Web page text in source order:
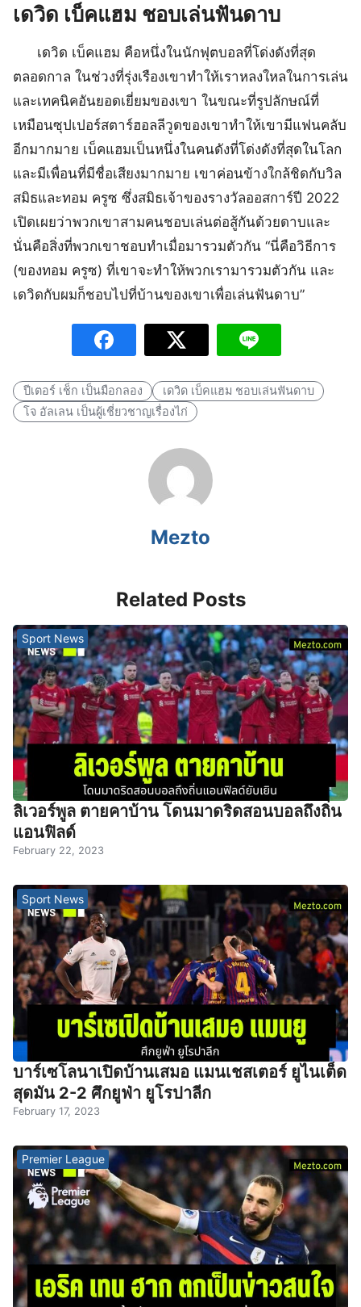
เดวิด เบ็คแฮม ชอบเล่นฟันดาบ
เดวิด เบ็คแฮม คือหนึ่งในนักฟุตบอลที่โด่งดังที่สุด
ตลอดกาล ในช่วงที่รุ่งเรืองเขาทำให้เราหลงใหลในการเล่น
และเทคนิคอันยอดเยี่ยมของเขา ในขณะที่รูปลักษณ์ที่
เหมือนซุปเปอร์สตาร์ฮอลลีวูดของเขาทำให้เขามีแฟนคลับ
อีกมากมาย เบ็คแฮมเป็นหนึ่งในคนดังที่โด่งดังที่สุดในโลก
และมีเพื่อนที่มีชื่อเสียงมากมาย เขาค่อนข้างใกล้ชิดกับวิล
สมิธและทอม ครูซ ซึ่งสมิธเจ้าของรางวัลออสการ์ปี 2022
เปิดเผยว่าพวกเขาสามคนชอบเล่นต่อสู้กันด้วยดาบและ
นั่นคือสิ่งที่พวกเขาชอบทำเมื่อมารวมตัวกัน “นี่คือวิธีการ
(ของทอม ครูซ) ที่เขาจะทำให้พวกเรามารวมตัวกัน และ
เดวิดกับผมก็ชอบไปที่บ้านของเขาเพื่อเล่นฟันดาบ”
ปีเตอร์ เช็ก เป็นมือกลอง
เดวิด เบ็คแฮม ชอบเล่นฟันดาบ
โจ อัลเลน เป็นผู้เชี่ยวชาญเรื่องไก่
Mezto
Related Posts
Sport News
ลิเวอร์พูล ตายคาบ้าน โดนมาดริดสอนบอลถึงถิ่น
แอนฟิลด์
February 22, 2023
Sport News
บาร์เซโลนาเปิดบ้านเสมอ แมนเชสเตอร์ ยูไนเต็ด
สุดมัน 2-2 ศึกยูฟ่า ยูโรปาลีก
February 17, 2023
Premier League